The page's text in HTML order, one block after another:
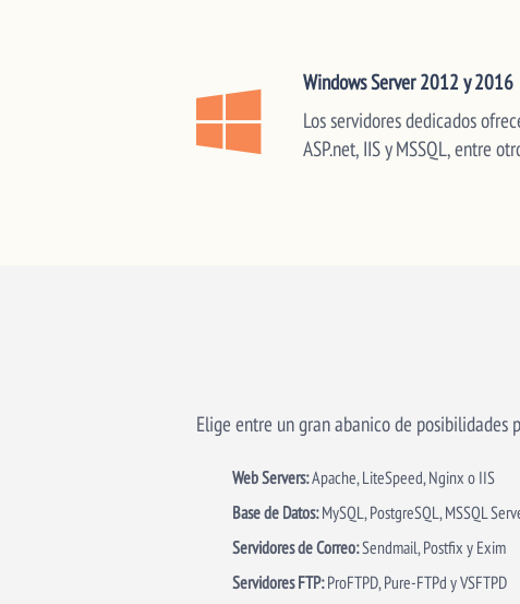
Windows Server 2012 y 2016
Los servidores dedicados
ASP.net, IIS y MSSQL, entre
Elige entre un gran abanico de posibilidades
Web Servers:Apache, LiteSpeed, Nginx o IIS
Base de Datos:MySQL, PostgreSQL, MSSQL
Servidores de Correo:Sendmail, Postfix y Exim
Servidores FTP:ProFTPD, Pure-FTPd y VSFTPD